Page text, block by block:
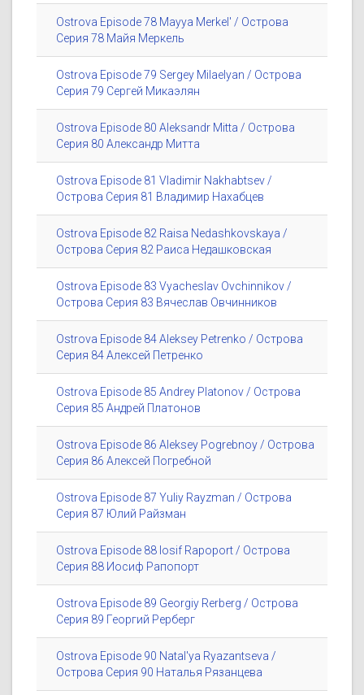
Ostrova Episode 78 Mayya Merkel' / Острова
Серия 78 Майя Меркель
Ostrova Episode 79 Sergey Milaelyan / Острова
Серия 79 Сергей Микаэлян
Ostrova Episode 80 Aleksandr Mitta / Острова
Серия 80 Александр Митта
Ostrova Episode 81 Vladimir Nakhabtsev /
Острова Серия 81 Владимир Нахабцев
Ostrova Episode 82 Raisa Nedashkovskaya /
Острова Серия 82 Раиса Недашковская
Ostrova Episode 83 Vyacheslav Ovchinnikov /
Острова Серия 83 Вячеслав Овчинников
Ostrova Episode 84 Aleksey Petrenko / Острова
Серия 84 Алексей Петренко
Ostrova Episode 85 Andrey Platonov / Острова
Серия 85 Андрей Платонов
Ostrova Episode 86 Aleksey Pogrebnoy / Острова
Серия 86 Алексей Погребной
Ostrova Episode 87 Yuliy Rayzman / Острова
Серия 87 Юлий Райзман
Ostrova Episode 88 Iosif Rapoport / Острова
Серия 88 Иосиф Рапопорт
Ostrova Episode 89 Georgiy Rerberg / Острова
Серия 89 Георгий Рерберг
Ostrova Episode 90 Natal'ya Ryazantseva /
Острова Серия 90 Наталья Рязанцева